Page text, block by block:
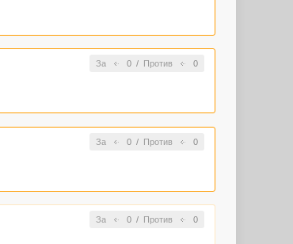
За 0/ Против 0
За 0/ Против 0
За 0/ Против 0